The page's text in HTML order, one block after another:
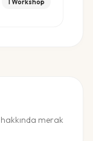
1 Workshop
merak